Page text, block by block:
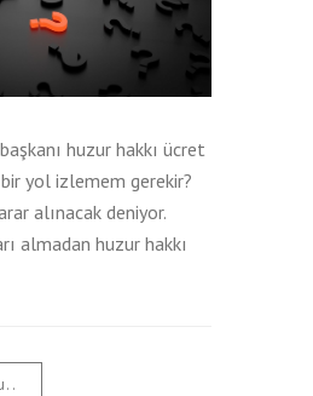
huzur hakkı ücret
bir yol izlemem gerekir?
alınacak deniyor.
almadan huzur hakkı